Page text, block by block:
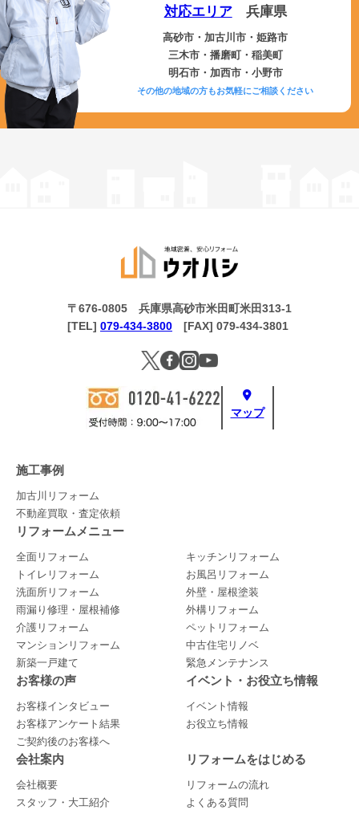
対応エリア兵庫県
高砂市・加古川市・姫路市
三木市・播磨町・稲美町
明石市・加西市・小野市
その他の地域の方もお気軽にご相談ください
マップ
〒676-0805 兵庫県高砂市米田町米田313-1
[TEL] 079-434-3800 [FAX] 079-434-3801
施工事例
加古川リフォーム
不動産買取・査定依頼
リフォームメニュー
全面リフォーム
キッチンリフォーム
トイレリフォーム
お風呂リフォーム
洗面所リフォーム
外壁・屋根塗装
雨漏り修理・屋根補修
外構リフォーム
介護リフォーム
ペットリフォーム
マンションリフォーム
中古住宅リノベ
新築一戸建て
緊急メンテナンス
お客様の声
お客様インタビュー
お客様アンケート結果
ご契約後のお客様へ
イベント・お役立ち情報
イベント情報
お役立ち情報
会社案内
会社概要
スタッフ・大工紹介
リフォームをはじめる
リフォームの流れ
よくある質問